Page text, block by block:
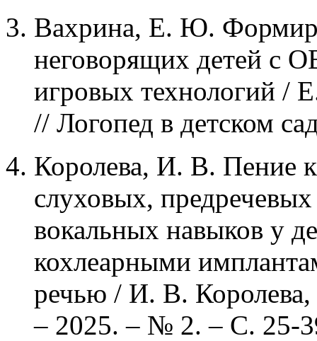
Вахрина, Е. Ю.
неговорящих детей с
игровых технологий /
// Логопед в детском
Королева, И. В. Пение
слуховых,
вокальных навыков у
кохлеарными
речью / И. В.
– 2025. – № 2. – С. 25-